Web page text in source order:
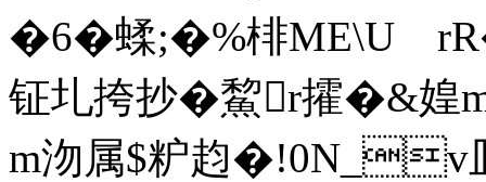
�6�蝚;�%棑ME\U
钲圠挎抄�鯬r攉�&媓
m沕属$粐赹�!0N_v